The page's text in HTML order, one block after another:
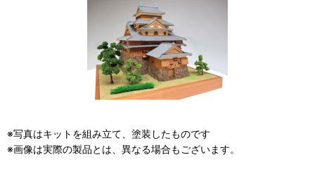
※写真はキットを組み立て、塗装したものです
※画像は実際の製品とは、異なる場合もございます。